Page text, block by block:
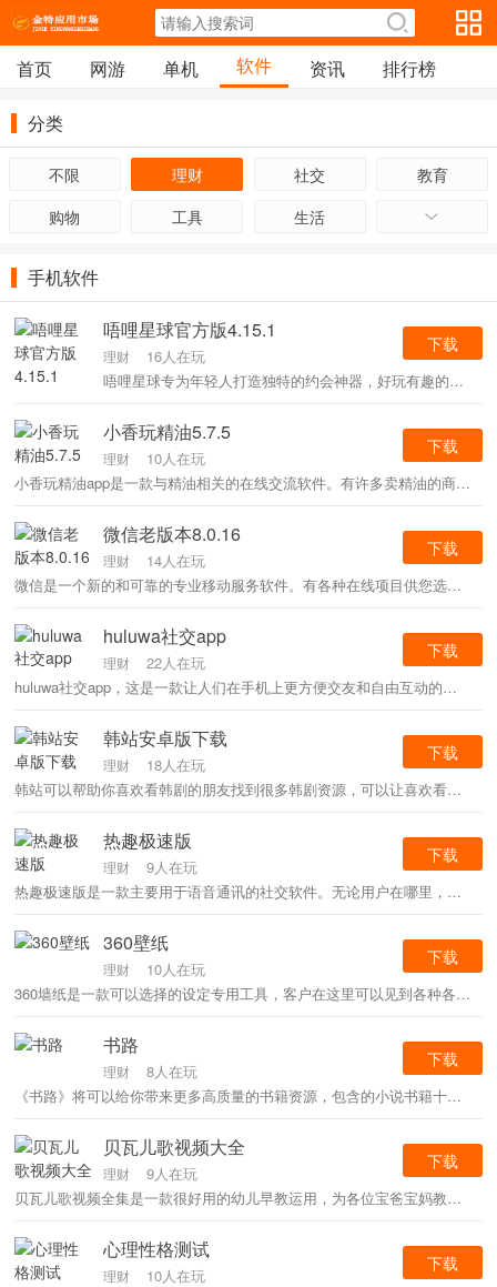
首页 网游 单机 软件 资讯 排行榜
分类
不限 理财 社交
教育
购物
工具 生活
手机软件
唔哩星球官方版4.15.1
理财
16人在玩
唔哩星球专为年轻人打造独特的约会神器，好玩有趣的约会游戏模式，新奇有趣的模式，脑洞大开的交友新方式。帮你快速脱单，激发乐趣。好玩，好玩，不同约会神器的新体验。这里提供了各种任务。完成任务的双方可以先认识一下，聊聊各自喜欢的话题，丰富一下夜生活。如果你有兴趣，请下载！
下载
小香玩精油5.7.5
理财
10人在玩
小香玩精油app是一款与精油相关的在线交流软件。有许多卖精油的商店。你可以在上面找到任何关于精油和各种香薰的问题，非常实用。小香玩精油app支持精油店铺查询，可以浏览在售精油产品，查看产品信息。还设计了问答社区，大家可以自由交流，专业人士可以解答你的精油问题。赶紧试试吧！
下载
微信老版本8.0.16
理财
14人在玩
微信是一个新的和可靠的专业移动服务软件。有各种在线项目供您选择。在线将为您创造最新、最时尚的沟通方式。你会在网上认识更多高层次的小哥哥小姐姐，在网上聊天，和他们成为好朋友，在网上建立自己的聊天室，随时在网上发表自己的想法，有机会帮你出单，感受网上最好的社交圈。
下载
huluwa社交app
理财
22人在玩
huluwa社交app，这是一款让人们在手机上更方便交友和自由互动的软件，可以满足他们随时在手机上交友的需求。所有的交友互动方式都很有趣，随时可以在手机上自由交友。所有提供给你的聊天话题也很全面，可以很容易的谈恋爱，扩大社交圈。快来下载交朋友吧！
下载
韩站安卓版下载
理财
18人在玩
韩站可以帮助你喜欢看韩剧的朋友找到很多韩剧资源，可以让喜欢看韩剧的朋友获得更多看韩剧的渠道。而且这个软件里有很多韩剧资源。你可以在韩站里找到韩国的电视剧、电影、综艺，而且看是免费的，不需要看广告。点击你喜欢的内容就可以了。
下载
热趣极速版
理财
9人在玩
热趣极速版是一款主要用于语音通讯的社交软件。无论用户在哪里，自由展现优美的声音都不是问题。同时多个主播互动，多样优质的选择，多种好玩的方式可以尝试。乐趣第一。
下载
360壁纸
理财
10人在玩
360墙纸是一款可以选择的设定专用工具，客户在这里可以见到各种各样的唯美高清壁纸，里边涵盖了唯美意境、清爽、性感迷人等多中款式的高清比墙纸能够给客户挑选，仅用是用户自己想要的我们在这里都能够为消费者提供。
下载
书路
理财
8人在玩
《书路》将可以给你带来更多高质量的书籍资源，包含的小说书籍十分的丰富多彩，在书路中能够更好的进行更多书籍的阅读文章，保护的书籍资源更加齐备多元化。
下载
贝瓦儿歌视频大全
理财
9人在玩
贝瓦儿歌视频全集是一款很好用的幼儿早教运用，为各位宝爸宝妈教育小孩带来了巨大便捷，轻轻松松让儿童获得丰富多样的早教内容。贝瓦儿歌视频大全app含有很多高质量的童谣、动漫、小故事、儿童绘本等内容，原创设计和引入优秀作品这里都有，赶快下载看看吧。
下载
心理性格测试
理财
10人在玩
下载